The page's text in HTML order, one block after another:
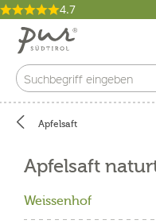
4.7
Apfelsaft
Apfelsaft
Weissenhof